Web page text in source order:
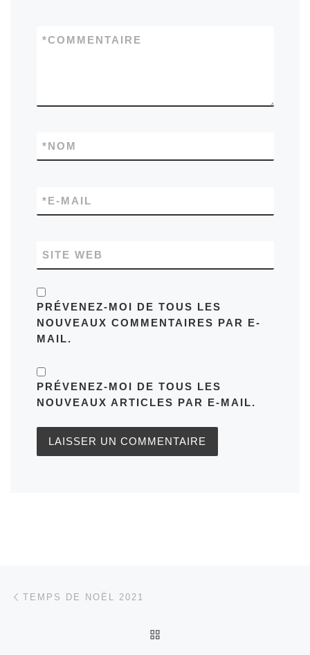
COMMENTAIRE
*
NOM
*
E-MAIL
*
SITE WEB
PRÉVENEZ-MOI DE TOUS LES
NOUVEAUX COMMENTAIRES PAR E-
MAIL.
PRÉVENEZ-MOI DE TOUS LES
NOUVEAUX ARTICLES PAR E-MAIL.
Parcourir les articles
TEMPS DE NOËL 2021